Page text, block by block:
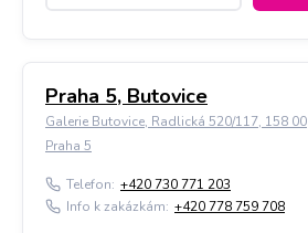
Praha 5, Butovice
Galerie Butovice, Radlická 520/117, 158 00
Praha 5
Telefon: +420 730 771 203
Info k zakázkám: +420 778 759 708